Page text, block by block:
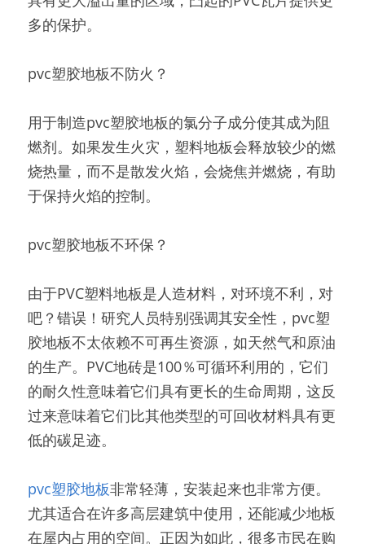
多的保护。
pvc塑胶地板不防火？
用于制造pvc塑胶地板的氯分子成分使其成为阻
燃剂。如果发生火灾，塑料地板会释放较少的燃
烧热量，而不是散发火焰，会烧焦并燃烧，有助
于保持火焰的控制。
pvc塑胶地板不环保？
由于PVC塑料地板是人造材料，对环境不利，对
吧？错误！研究人员特别强调其安全性，pvc塑
胶地板不太依赖不可再生资源，如天然气和原油
的生产。PVC地砖是100％可循环利用的，它们
的耐久性意味着它们具有更长的生命周期，这反
过来意味着它们比其他类型的可回收材料具有更
低的碳足迹。
pvc塑胶地板非常轻薄，安装起来也非常方便。
尤其适合在许多高层建筑中使用，还能减少地板
在屋内占用的空间。正因为如此，很多市民在购